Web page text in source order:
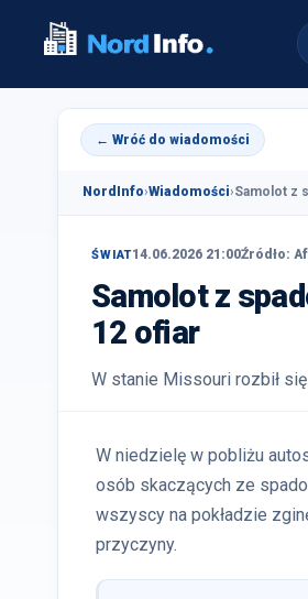
← Wróć do wiadomości
NordInfo›Wiadomości›Samolot z
ŚWIAT14.06.2026 21:00Źródło:
Samolot z
12 ofiar
W stanie Missouri rozbił
W niedzielę w pobliżu
osób skaczących ze
wszyscy na pokładzie
przyczyny.